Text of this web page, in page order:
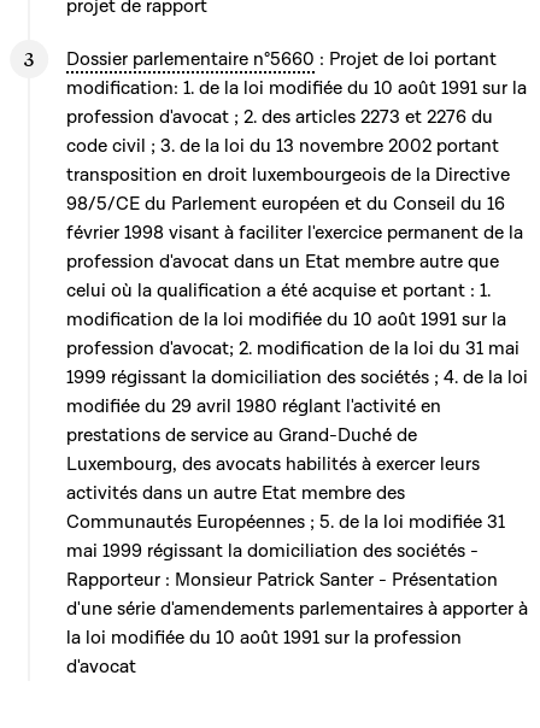
projet de rapport
Dossier parlementaire n°5660 : Projet de loi portant
modification: 1. de la loi modifiée du 10 août 1991 sur la
profession d'avocat ; 2. des articles 2273 et 2276 du
code civil ; 3. de la loi du 13 novembre 2002 portant
transposition en droit luxembourgeois de la Directive
98/5/CE du Parlement européen et du Conseil du 16
février 1998 visant à faciliter l'exercice permanent de la
profession d'avocat dans un Etat membre autre que
celui où la qualification a été acquise et portant : 1.
modification de la loi modifiée du 10 août 1991 sur la
profession d'avocat; 2. modification de la loi du 31 mai
1999 régissant la domiciliation des sociétés ; 4. de la loi
modifiée du 29 avril 1980 réglant l'activité en
prestations de service au Grand-Duché de
Luxembourg, des avocats habilités à exercer leurs
activités dans un autre Etat membre des
Communautés Européennes ; 5. de la loi modifiée 31
mai 1999 régissant la domiciliation des sociétés -
Rapporteur : Monsieur Patrick Santer - Présentation
d'une série d'amendements parlementaires à apporter à
la loi modifiée du 10 août 1991 sur la profession
d'avocat